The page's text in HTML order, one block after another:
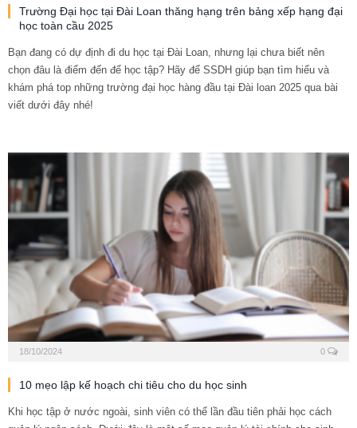
Trường Đại học tại Đài Loan thăng hạng trên bảng xếp hạng đại
học toàn cầu 2025
Bạn đang có dự định đi du học tại Đài Loan, nhưng lại chưa biết nên
chọn đâu là điểm đến để học tập? Hãy để SSDH giúp bạn tìm hiểu và
khám phá top những trường đại học hàng đầu tại Đài loan 2025 qua bài
viết dưới đây nhé!
18/10/2024 0
10 mẹo lập kế hoạch chi tiêu cho du học sinh
Khi học tập ở nước ngoài, sinh viên có thể lần đầu tiên phải học cách